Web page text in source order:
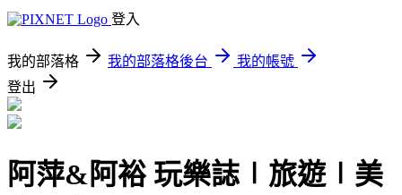
登入
我的部落格 我的部落格後台
我的帳號
登出
阿萍&阿裕 玩樂誌∣旅遊∣美